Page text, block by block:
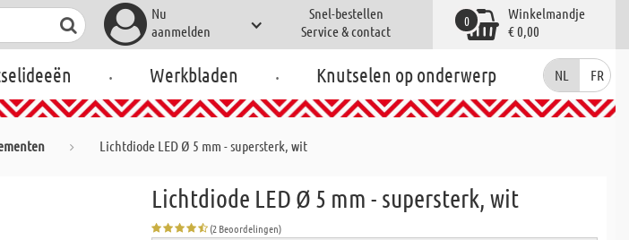
Nu
aanmelden
Snel-bestellen
Service & contact
Winkelmandje
€ 0,00
0
. Werkbladen . Knutselen op onderwerp NL FR
Lichtdiode LED Ø 5 mm - supersterk, wit
Lichtdiode LED Ø 5 mm - supersterk, wit
(2 Beoordelingen)